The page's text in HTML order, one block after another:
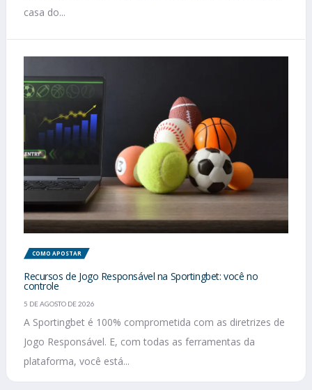
casa do...
COMO APOSTAR
Recursos de Jogo Responsável na Sportingbet: você no
controle
5 DE AGOSTO DE 2026
A Sportingbet é 100% comprometida com as diretrizes de
Jogo Responsável. E, com todas as ferramentas da
plataforma, você está...